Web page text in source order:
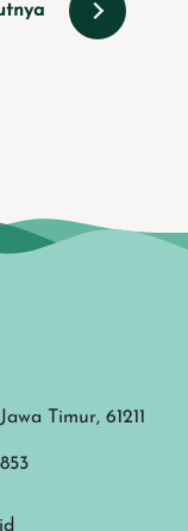
Timur, 61211